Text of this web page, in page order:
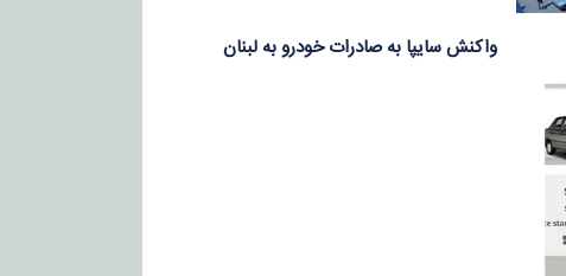
واکنش سایپا به صادرات خودرو به لبنان